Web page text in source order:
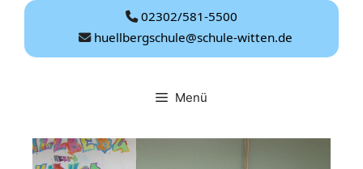
Zum
springen
02302/581-5500
huellbergschule@schule-witten.de
Menü